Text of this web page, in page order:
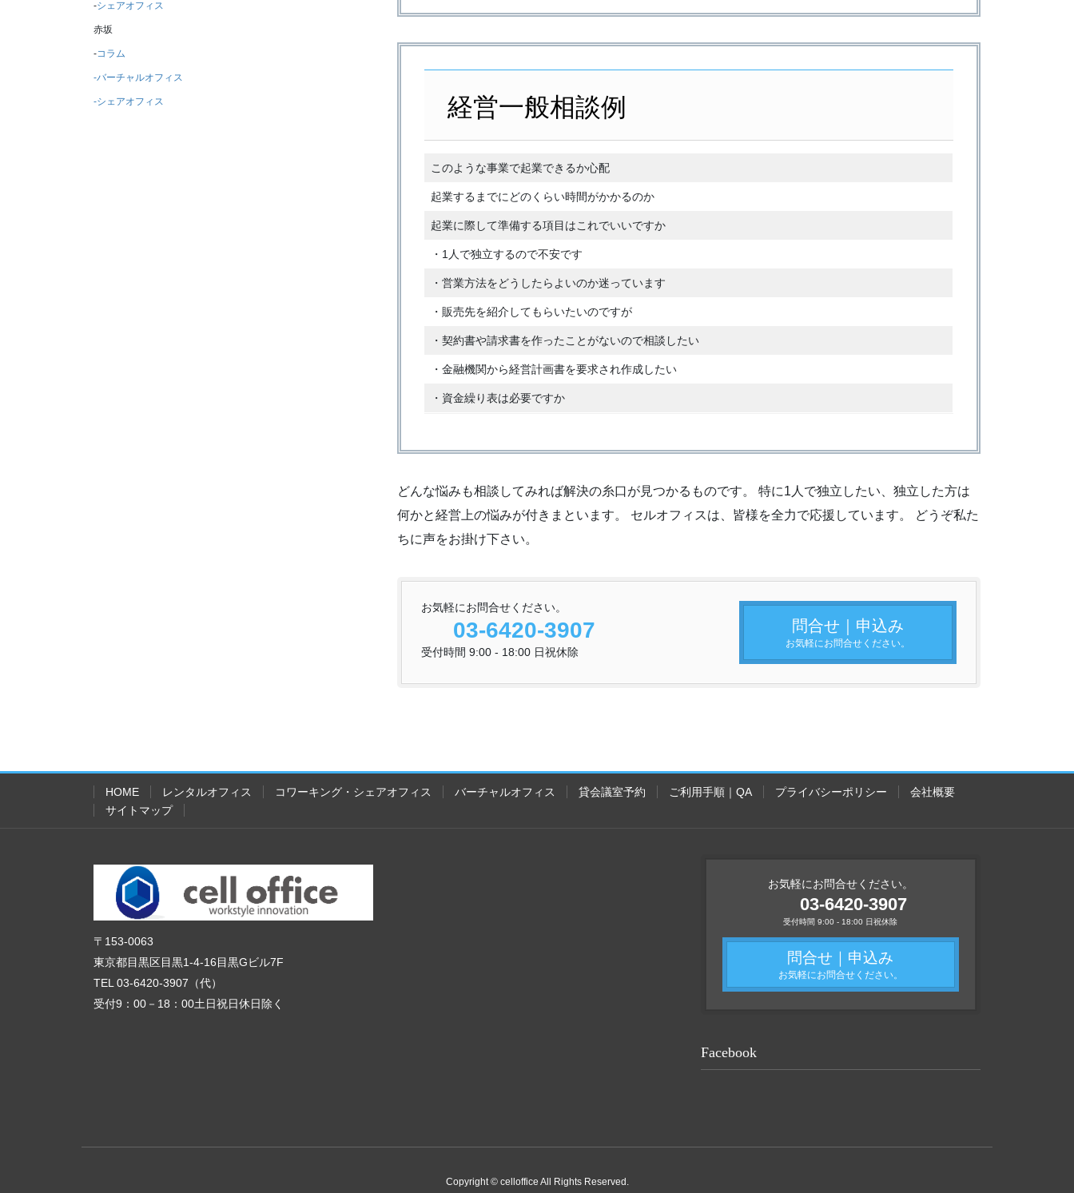
経営一般相談例
このような事業で起業できるか心配
起業するまでにどのくらい時間がかかるのか
起業に際して準備する項目はこれでいいですか
・1人で独立するので不安です
・営業方法をどうしたらよいのか迷っています
・販売先を紹介してもらいたいのですが
・契約書や請求書を作ったことがないので相談したい
・金融機関から経営計画書を要求され作成したい
・資金繰り表は必要ですか
どんな悩みも相談してみれば解決の糸口が見つかるものです。 特に1人で独立したい、独立した方は
何かと経営上の悩みが付きまといます。 セルオフィスは、皆様を全力で応援しています。 どうぞ私た
ちに声をお掛け下さい。
お気軽にお問合せください。
03-6420-3907
受付時間 9:00 - 18:00 日祝休除
問合せ｜申込み
お気軽にお問合せください。
-シェアオフィス
赤坂
-コラム
-バーチャルオフィス
-シェアオフィス
HOME レンタルオフィス コワーキング・シェアオフィス バーチャルオフィス 貸会議室予約 ご利用手順｜QA プライバシーポリシー
会社概要
サイトマップ
〒153-0063
東京都目黒区目黒1-4-16目黒Gビル7F
TEL 03-6420-3907（代）
受付9：00－18：00土日祝日休日除く
お気軽にお問合せください。
03-6420-3907
受付時間 9:00 - 18:00 日祝休除
問合せ｜申込み
お気軽にお問合せください。
Facebook
Copyright © celloffice All Rights Reserved.